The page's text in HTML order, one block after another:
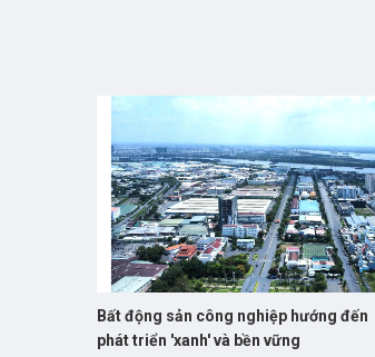
Bất động sản công nghiệp hướng đến
phát triển 'xanh' và bền vững